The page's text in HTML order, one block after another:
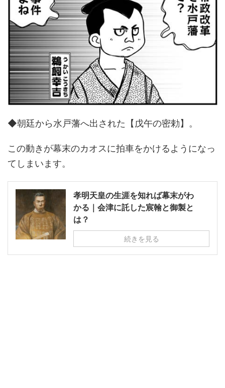
◆朝廷から水戸藩へ出された【戊午の密勅】。
この動きが幕末のカオスに拍車をかけるようになっ
てしまいます。
孝明天皇の生涯を知れば幕末がわ
かる｜会津に託した宸翰と御製と
は？
続きを見る